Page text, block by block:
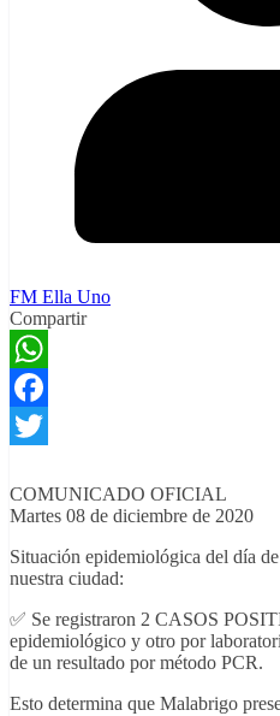
FM Ella Uno
Compartir
WhatsApp
Facebook
COMUNICADO OFICIAL
Martes 08 de diciembre de 2020
Situación epidemiológica del día
nuestra ciudad:
✅ Se registraron 2 CASOS
epidemiológico y otro por
de un resultado por método PCR.
Esto determina que Malabrigo